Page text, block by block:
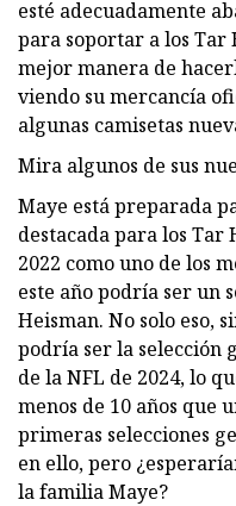
esté adecuadamente
para soportar a los Tar
mejor manera de
viendo su mercancía
algunas camisetas
Mira algunos de sus
Maye está preparada
destacada para los
2022 como uno de los
este año podría ser un
Heisman. No solo eso,
podría ser la selección
de la NFL de 2024, lo
menos de 10 años que
primeras selecciones
en ello, pero
la familia Maye?